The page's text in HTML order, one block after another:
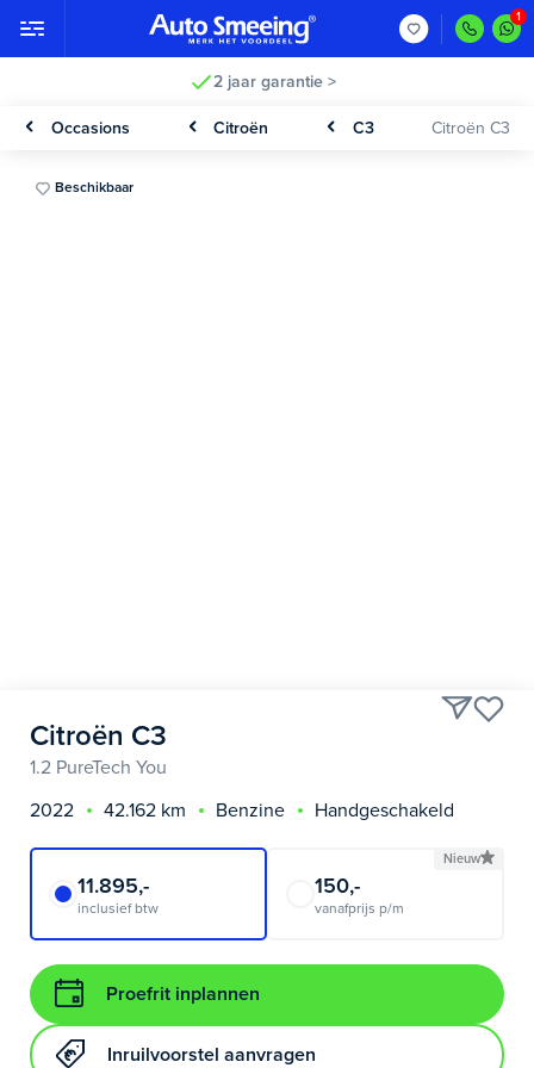
2 jaar garantie >
Occasions Citroën C3 Citroën C3
Beschikbaar
Citroën C3
1.2 PureTech You
2022
42.162 km Benzine Handgeschakeld
11.895,-
inclusief btw
Nieuw
150,-
vanafprijs p/m
Proefrit inplannen
Inruilvoorstel aanvragen